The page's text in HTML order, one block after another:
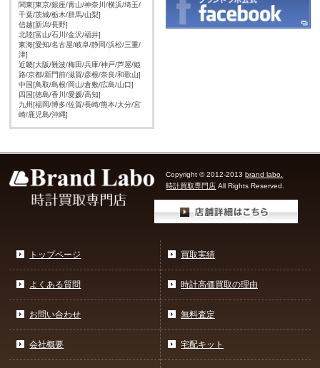
関東[東京/銀座/青山/神奈川/横浜/埼玉/
千葉/茨城/栃木/群馬/山梨]
信越[新潟/長野]
北陸[富山/石川/金沢/福井]
東海[愛知/名古屋/岐阜/静岡/浜松/三重/
津]
近畿[大阪/難波/梅田/兵庫/神戸/芦屋/姫
路/京都/新門前/滋賀/彦根/奈良/和歌山]
中国[鳥取/島根/岡山/倉敷/広島/山口]
四国[徳島/香川/愛媛/高知]
九州[福岡/博多/佐賀/長崎/熊本/大分/宮
崎/鹿児島/沖縄]
Copyright © 2012-2013brand labo.
時計買取専門店 All Rights Reserved.
トップページ
よくある質問
お問い合わせ
会社概要
買取実績
時計高価買取の理由
無料査定
宅配キット